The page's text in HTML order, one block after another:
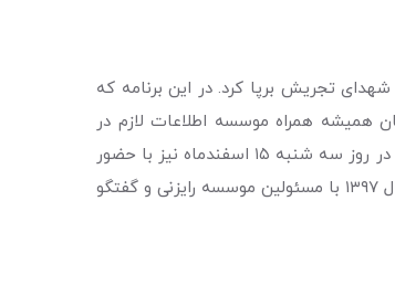
تجریش برپا کرد. در این برنامه که
همیشه همراه موسسه اطلاعات لازم در
خصوص شناخت و پیشگیری از این دو نوع سرطان را به بیماران، همراهان و مراجعه‌کنندگان این بخش ارائه دادند. همچنین مسئولین این شرکت در روز سه شنبه ۱۵ اسفندماه نیز با حضور
در موسسه ، از کانترهای اطلاع‌رسانی و آگاهی‌رسانی در خصوص سرطان پستان و ریه بازدید کردند و در خصوص انجام همکاری‌های بیشتر در سال ۱۳۹۷ با مسئولین موسسه رایزنی و گفتگو